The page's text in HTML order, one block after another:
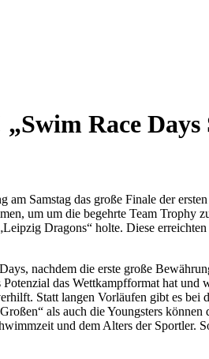
Race
Samstag das große Finale der
um um die begehrte Team
Dragons“ holte. Diese
nachdem die erste große
das Wettkampfformat hat
Statt langen Vorläufen gibt es
als auch die Youngsters
und dem Alters der Sportler.